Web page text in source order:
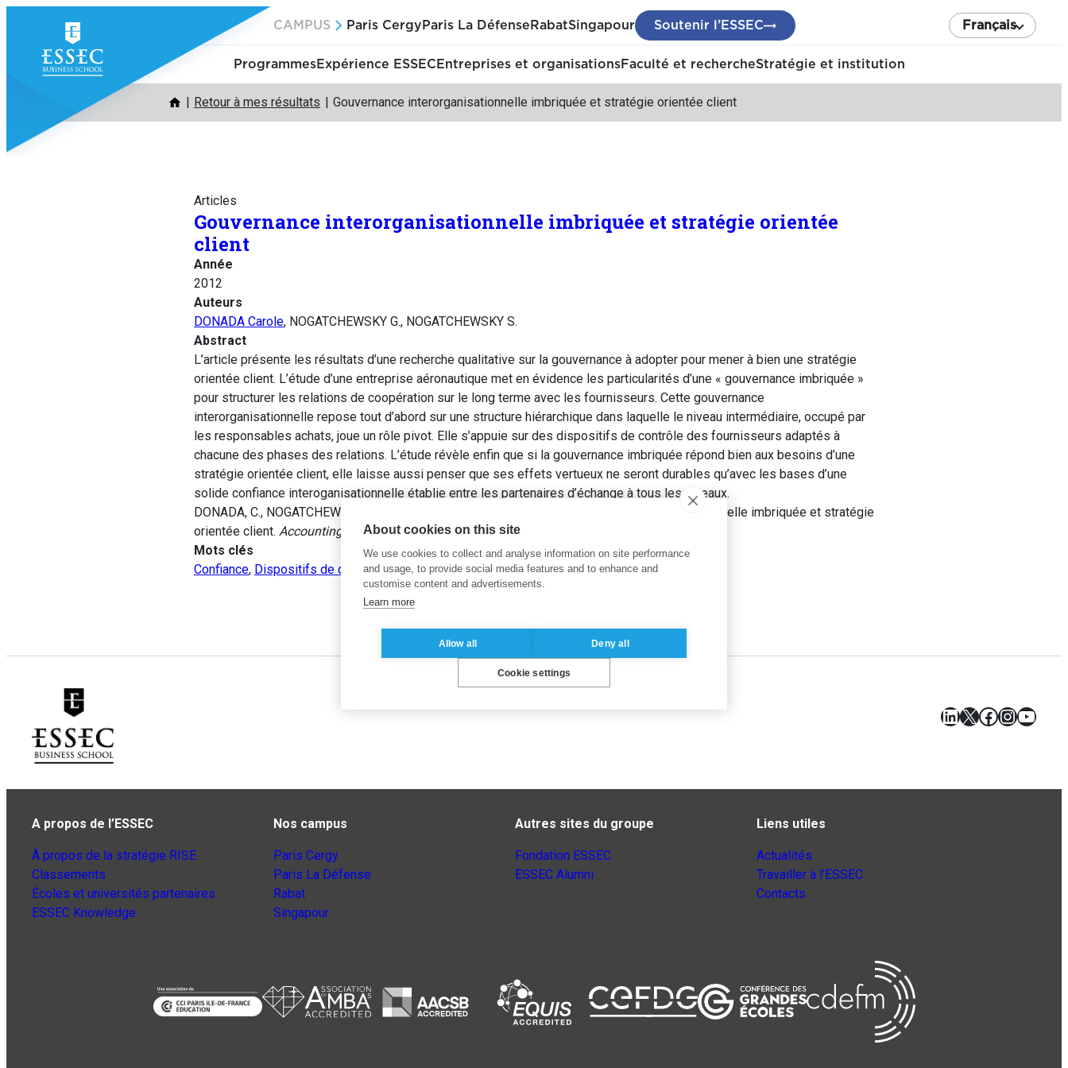
contenu
CAMPUS Paris Cergy Paris La Défense RabatSingapour Soutenir l’ESSEC Français
ProgrammesExpérience ESSEC Entreprises et organisationsFaculté et rechercheStratégie et institution
Retour à mes résultats Gouvernance interorganisationnelle imbriquée et stratégie orientée client
Articles
Gouvernance interorganisationnelle imbriquée et stratégie orientée
client
Année
2012
Auteurs
DONADA Carole, NOGATCHEWSKY G., NOGATCHEWSKY S.
Abstract
L’article présente les résultats d’une recherche qualitative sur la gouvernance à adopter pour mener à bien une stratégie
orientée client. L’étude d’une entreprise aéronautique met en évidence les particularités d’une « gouvernance imbriquée »
pour structurer les relations de coopération sur le long terme avec les fournisseurs. Cette gouvernance
interorganisationnelle repose tout d’abord sur une structure hiérarchique dans laquelle le niveau intermédiaire, occupé par
les responsables achats, joue un rôle pivot. Elle s’appuie sur des dispositifs de contrôle des fournisseurs adaptés à
chacune des phases des relations. L’étude révèle enfin que si la gouvernance imbriquée répond bien aux besoins d’une
stratégie orientée client, elle laisse aussi penser que ses effets vertueux ne seront durables qu’avec les bases d’une
solide confiance interoganisationnelle établie entre les partenaires d’échange à tous les niveaux.
DONADA, C., NOGATCHEWSKY, G. et NOGATCHEWSKY, S. (2012). Gouvernance interorganisationnelle imbriquée et stratégie
orientée client. Accounting Auditing Control, 18(2), pp. 7-32.
Mots clés
Confiance, Dispositifs de contrôle orientation client,Gouvernance,Stratégie achat
LinkedIn
X Facebook
A propos de l’ESSEC
À propos de la stratégie RISE
Classements
Écoles et universités partenaires
ESSEC Knowledge
Nos campus
Paris Cergy
Paris La Défense
Rabat
Singapour
Autres sites du groupe
Fondation ESSEC
ESSEC Alumni
Liens utiles
Actualités
Travailler à l’ESSEC
Contacts
About cookies on this site
We use cookies to collect and analyse information on site performance
and usage, to provide social media features and to enhance and
customise content and advertisements.
Learn more
Allow all Deny all
Cookie settings